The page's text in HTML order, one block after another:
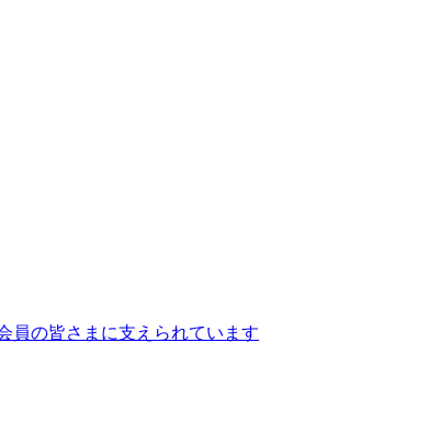
員の皆さまに支えられています